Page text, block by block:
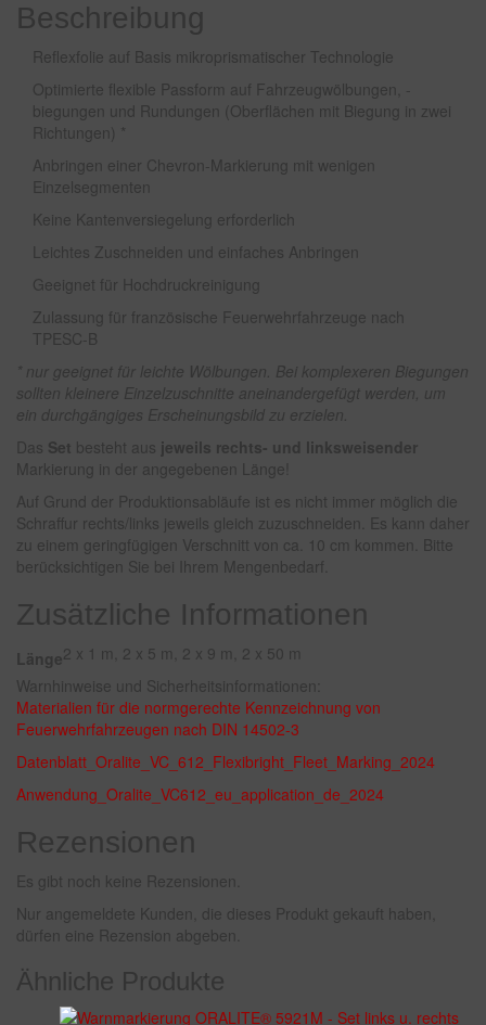
Beschreibung
Reflexfolie auf Basis mikroprismatischer Technologie
Optimierte flexible Passform auf Fahrzeugwölbungen, -
biegungen und Rundungen (Oberflächen mit Biegung in zwei
Richtungen) *
Anbringen einer Chevron-Markierung mit wenigen
Einzelsegmenten
Keine Kantenversiegelung erforderlich
Leichtes Zuschneiden und einfaches Anbringen
Geeignet für Hochdruckreinigung
Zulassung für französische Feuerwehrfahrzeuge nach
TPESC-B
* nur geeignet für leichte Wölbungen. Bei komplexeren Biegungen
sollten kleinere Einzelzuschnitte aneinandergefügt werden, um
ein durchgängiges Erscheinungsbild zu erzielen.
Das Set besteht aus jeweils rechts- und linksweisender
Markierung in der angegebenen Länge!
Auf Grund der Produktionsabläufe ist es nicht immer möglich die
Schraffur rechts/links jeweils gleich zuzuschneiden. Es kann daher
zu einem geringfügigen Verschnitt von ca. 10 cm kommen. Bitte
berücksichtigen Sie bei Ihrem Mengenbedarf.
Zusätzliche Informationen
Länge2 x 1 m, 2 x 5 m, 2 x 9 m, 2 x 50 m
Warnhinweise und Sicherheitsinformationen:
Materialien für die normgerechte Kennzeichnung von
Feuerwehrfahrzeugen nach DIN 14502-3
Datenblatt_Oralite_VC_612_Flexibright_Fleet_Marking_2024
Anwendung_Oralite_VC612_eu_application_de_2024
Rezensionen
Es gibt noch keine Rezensionen.
Nur angemeldete Kunden, die dieses Produkt gekauft haben,
dürfen eine Rezension abgeben.
Ähnliche Produkte